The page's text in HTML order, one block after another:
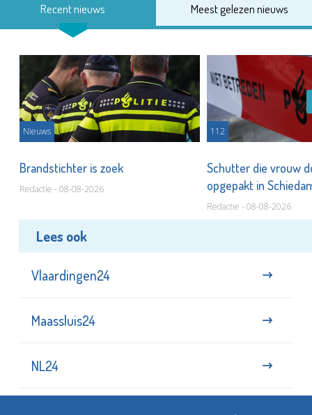
Recent nieuws Meest gelezen nieuws
Nieuws
Brandstichter is zoek
Redactie - 08-08-2026
112
Schutter die vrouw
opgepakt in
Redactie - 08-08-2026
Lees ook
Vlaardingen24
Maassluis24
NL24